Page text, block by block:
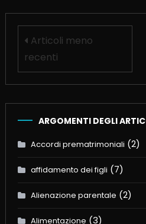
Navigazione
articoli
Articoli meno
recenti
ARGOMENTI DEGLI
Accordi prematrimoniali (2)
affidamento dei figli (7)
Alienazione parentale (2)
Alimentazione (3)